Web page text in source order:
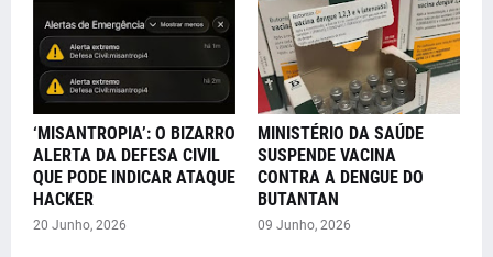
‘MISANTROPIA’: O BIZARRO
ALERTA DA DEFESA CIVIL
QUE PODE INDICAR ATAQUE
HACKER
20 Junho, 2026
MINISTÉRIO DA SAÚDE
SUSPENDE VACINA
CONTRA A DENGUE DO
BUTANTAN
09 Junho, 2026